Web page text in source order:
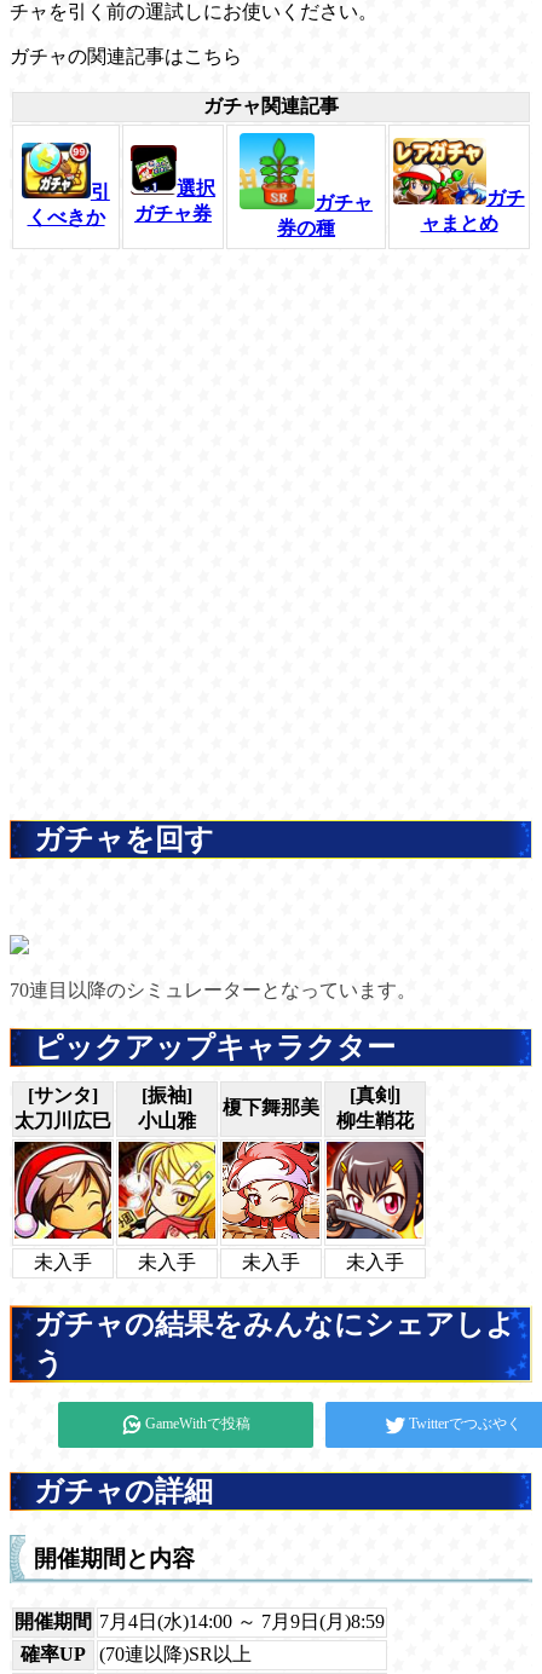
チャを引く前の運試しにお使いください。
ガチャの関連記事はこちら
ガチャ関連記事
引
くべきか
選択
ガチャ券
ガチャ
券の種
ガチ
ャまとめ
ガチャを回す
70連目以降のシミュレーターとなっています。
ピックアップキャラクター
[サンタ]
太刀川広巳
[振袖]
小山雅
榎下舞那美
[真剣]
柳生鞘花
未入手 未入手 未入手 未入手
ガチャの結果をみんなにシェアしよ
う
GameWithで投稿 Twitterでつぶやく
ガチャの詳細
開催期間と内容
開催期間 7月4日(水)14:00 ～ 7月9日(月)8:59
確率UP
(70連以降)SR以上